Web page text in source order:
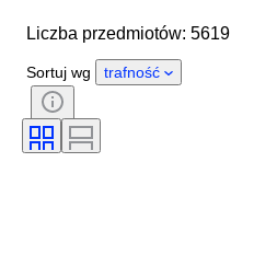
Rozmiar butelki
Dodatki
Styl
Kolor
Region pochodzenia wina
Apelacja/ klasyfikacja wina
Liczba przedmiotów: 5619
Sortuj wg trafność